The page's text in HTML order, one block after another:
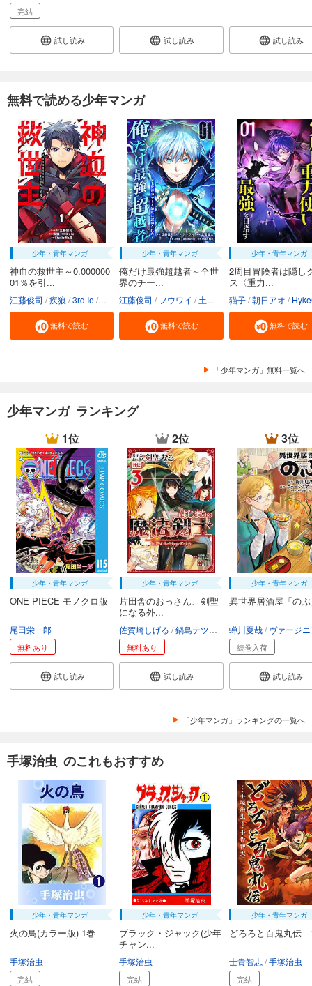
完結
試し読み 試し読み 試し読み
無料で読める少年マンガ
少年・青年マンガ
神血の救世主～0.000000
01％を引...
江藤俊司 疾狼 3rd Ie Studio No.9
無料で読む
少年・青年マンガ
俺だけ最強超越者～全世
界のチー...
江藤俊司 フウワイ 土田健太 3rd Ie maruco
無料で読む
少年・青年マンガ
2周目冒険者は隠し
ス〈重力...
猫子 朝日アオ
無料で読む
「少年マンガ」無料一覧へ
少年マンガ ランキング
1位
少年・青年マンガ
ONE PIECE モノクロ版
尾田栄一郎
無料あり
試し読み
2位
少年・青年マンガ
片田舎のおっさん、剣聖
になる外...
佐賀崎しげる 鍋島テツヒロ 空路恵 渡辺樹
無料あり
試し読み
3位
少年・青年マンガ
異世界居酒屋「の
蝉川夏哉 ヴァージニア二
続巻入荷
試し読み
「少年マンガ」ランキングの一覧へ
手塚治虫 のこれもおすすめ
少年・青年マンガ
火の鳥(カラー版) 1巻
手塚治虫
完結
少年・青年マンガ
ブラック・ジャック(少年
チャン...
手塚治虫
完結
少年・青年マンガ
どろろと百鬼丸伝
士貴智志 手塚治虫
完結